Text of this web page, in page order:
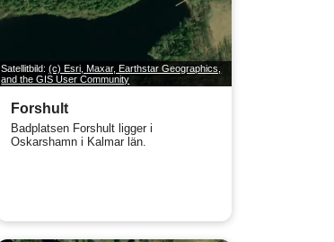
Satellitbild:(c) Esri, Maxar, Earthstar Geographics,
and the GIS User Community
Forshult
Badplatsen Forshult ligger i
Oskarshamn i Kalmar län.